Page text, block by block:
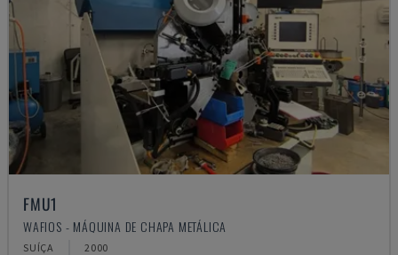
FMU1
WAFIOS - MÁQUINA DE CHAPA METÁLICA
SUÍÇA 2000